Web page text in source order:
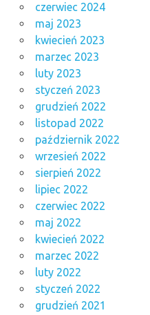
czerwiec 2024
maj 2023
kwiecień 2023
marzec 2023
luty 2023
styczeń 2023
grudzień 2022
listopad 2022
październik 2022
wrzesień 2022
sierpień 2022
lipiec 2022
czerwiec 2022
maj 2022
kwiecień 2022
marzec 2022
luty 2022
styczeń 2022
grudzień 2021